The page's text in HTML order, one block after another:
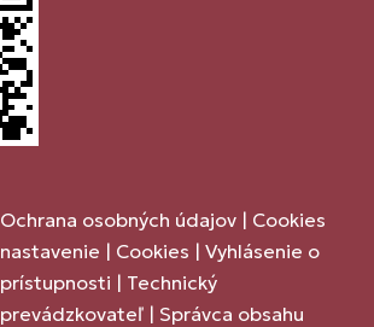
Ochrana osobných údajov | Cookies
nastavenie | Cookies | Vyhlásenie o
prístupnosti | Technický
prevádzkovateľ | Správca obsahu